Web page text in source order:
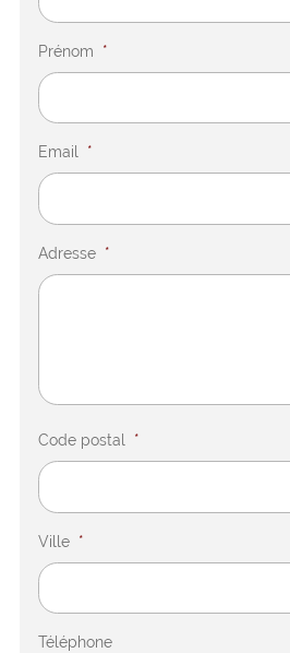
Prénom *
Email *
Adresse *
Code postal *
Ville *
Téléphone